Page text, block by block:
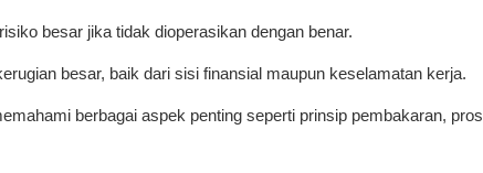
besar jika tidak dioperasikan dengan benar.
besar, baik dari sisi finansial maupun keselamatan kerja.
berbagai aspek penting seperti prinsip pembakaran,